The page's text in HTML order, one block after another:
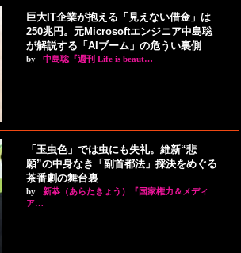
巨大IT企業が抱える「見えない借金」は
250兆円。元Microsoftエンジニア中島聡
が解説する「AIブーム」の危うい裏側
by 中島聡『週刊 Life is beaut…
「玉虫色」では虫にも失礼。維新“悲
願”の中身なき「副首都法」採決をめぐる
茶番劇の舞台裏
by
新恭（あらたきょう）『国家権力＆メディ
ア…